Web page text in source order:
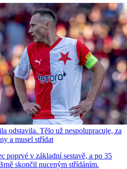
odstavila. Tělo už nespolupracuje, za
a musel střídat
poprvé v základní sestavě, a po 35
skončil nuceným střídáním.